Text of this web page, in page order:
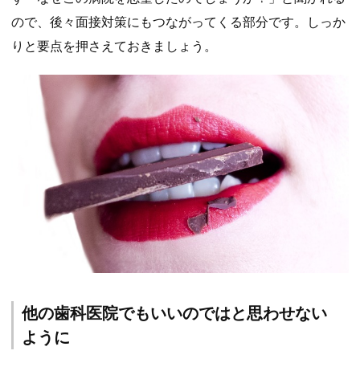
ので、後々面接対策にもつながってくる部分です。しっか
りと要点を押さえておきましょう。
他の歯科医院でもいいのではと思わせない
ように